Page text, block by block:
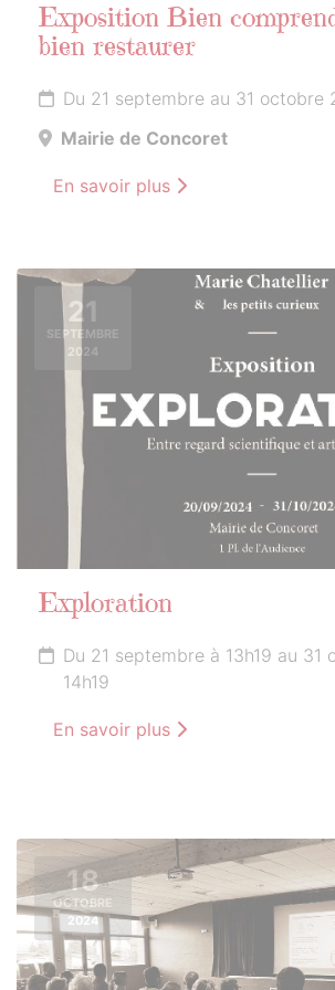
Exposition Bien
bien restaurer
Du 21 septembre au 31 octobre
Mairie de Concoret
En savoir plus
21
SEPTEMBRE
2024
Exploration
Du 21 septembre à 13h19 au 31
14h19
En savoir plus
18
OCTOBRE
2024